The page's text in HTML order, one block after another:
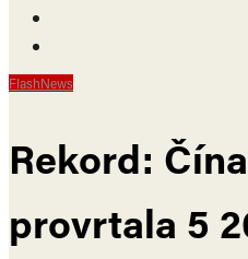
FlashNews
Rekord:
provrtala 5